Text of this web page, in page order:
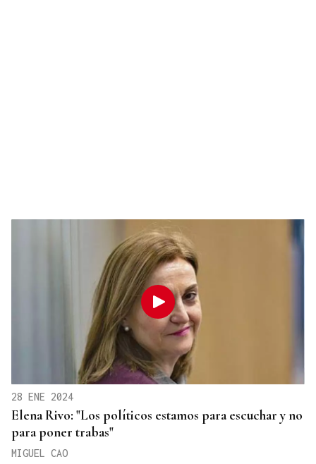
28 ENE 2024
Elena Rivo: "Los políticos estamos para escuchar y no
para poner trabas"
MIGUEL CAO